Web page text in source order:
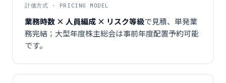
計価方式 · PRICING MODEL
業務時数 × 人員編成 × リスク等級で見積、単発業
務完結；大型年度株主総会は事前年度配置予約可能
です。